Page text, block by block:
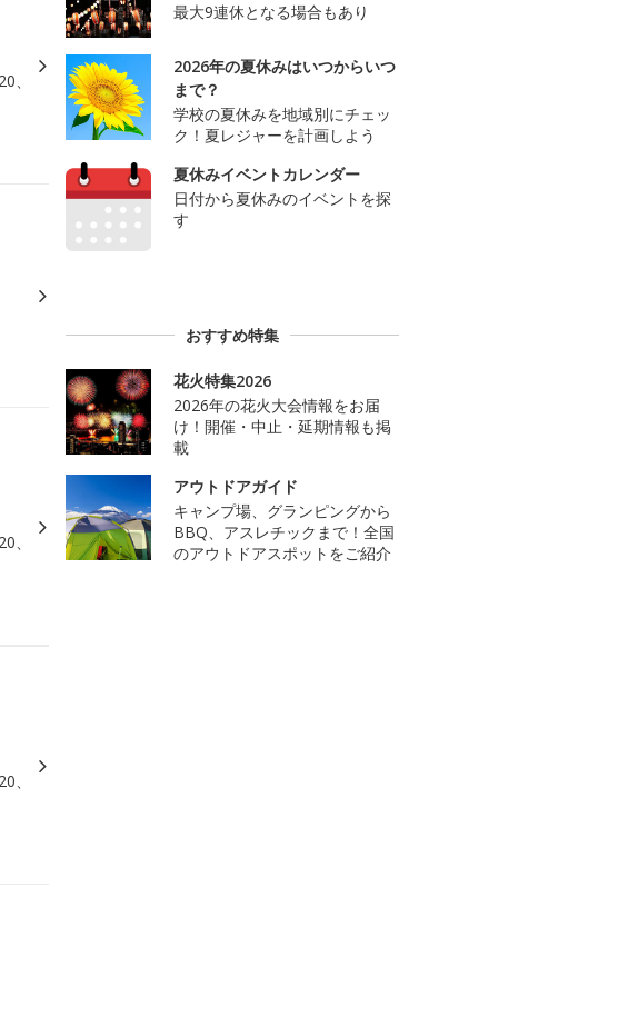
、
、
、
最大9連休となる場合もあり
2026年の夏休みはいつからいつ
まで？
学校の夏休みを地域別にチェッ
ク！夏レジャーを計画しよう
夏休みイベントカレンダー
日付から夏休みのイベントを探
す
おすすめ特集
花火特集2026
2026年の花火大会情報をお届
け！開催・中止・延期情報も掲
載
アウトドアガイド
キャンプ場、グランピングから
BBQ、アスレチックまで！全国
のアウトドアスポットをご紹介